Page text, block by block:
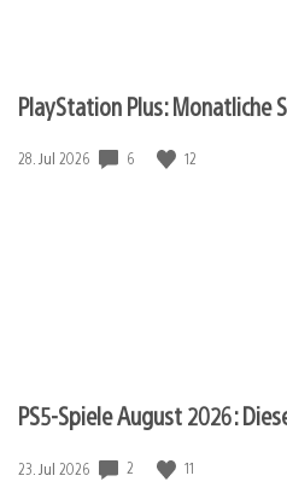
PlayStation Plus: Monatliche
Veröffentlichungsdatum:
28. Jul 2026 6 12
PS5-Spiele August 2026:
Veröffentlichungsdatum:
23. Jul 2026 2 11